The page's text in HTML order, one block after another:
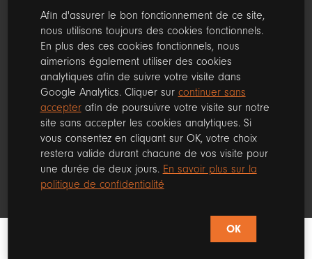
Facebook Instagram
© 2019. Les dénominations, logos et autres images employés sur ce site
sont la propriété exclusive de leur propriétaire.
Ce site est protégé par reCAPTCHA et laPolitique de confidentialité
Conditions d'utilisation
s'appliquent.
Mentions légales-RGPD-Cond. Générales de vente
Afin d'assurer le bon fonctionnement de ce site,
nous utilisons toujours des cookies fonctionnels.
En plus des ces cookies fonctionnels, nous
aimerions également utiliser des cookies
analytiques afin de suivre votre visite dans
Google Analytics. Cliquer sur continuer sans
accepterafin de poursuivre votre visite sur notre
site sans accepter les cookies analytiques. Si
vous consentez en cliquant sur OK, votre choix
restera valide durant chacune de vos visite pour
une durée de deux jours. En savoir plus sur la
politique de confidentialité
OK